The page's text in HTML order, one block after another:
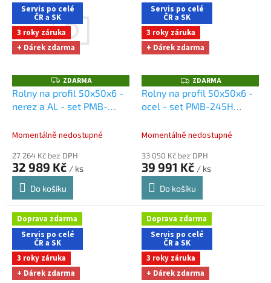
Servis po celé
ČR a SK
3 roky záruka
+ Dárek zdarma
Z
D
A
R
ZDARMA
Rolny na profil 50x50x6 -
nerez a AL - set PMB-
zdarma při nákupu na e-
Momentálně nedostupné
27 264 Kč bez DPH
32 989 Kč / ks
Do košíku
Servis po celé
ČR a SK
3 roky záruka
+ Dárek zdarma
Z
D
A
R
ZDARMA
Rolny na profil 50x50x6 -
ocel - set PMB-245H
při nákupu na e-shopu
Momentálně nedostupné
33 050 Kč bez DPH
39 991 Kč / ks
Do košíku
Doprava zdarma
Servis po celé
ČR a SK
3 roky záruka
+ Dárek zdarma
Doprava zdarma
Servis po celé
ČR a SK
3 roky záruka
+ Dárek zdarma